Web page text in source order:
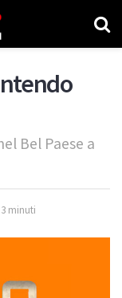
Bel Paese a
minuti